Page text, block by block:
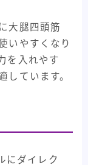
大腿四頭筋
いやすくなり
を入れやす
しています。
にダイレク